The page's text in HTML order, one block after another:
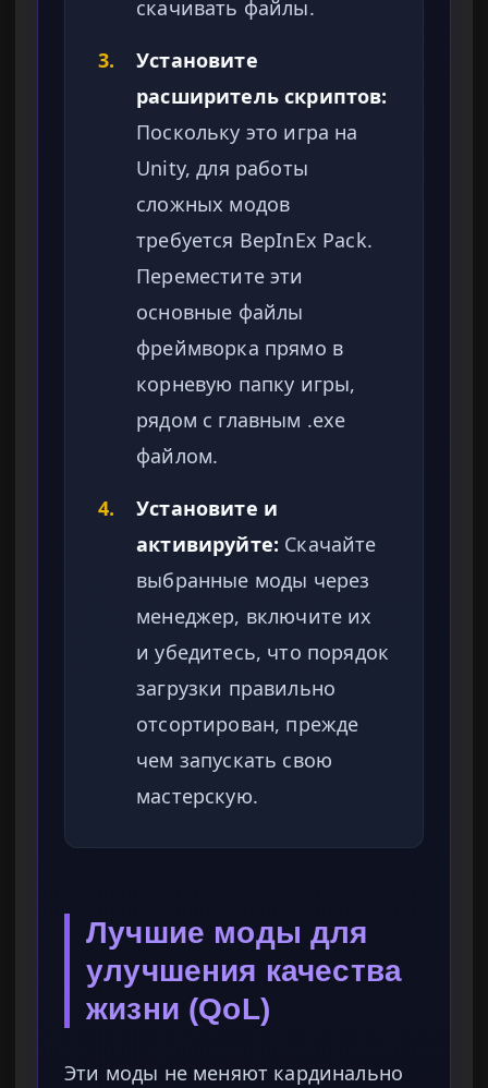
скачивать файлы.
3.
Установите
расширитель скриптов:
Поскольку это игра на
Unity, для работы
сложных модов
требуется BepInEx Pack.
Переместите эти
основные файлы
фреймворка прямо в
корневую папку игры,
рядом с главным .exe
файлом.
4.
Установите и
активируйте: Скачайте
выбранные моды через
менеджер, включите их
и убедитесь, что порядок
загрузки правильно
отсортирован, прежде
чем запускать свою
мастерскую.
Лучшие моды для
улучшения качества
жизни (QoL)
Эти моды не меняют кардинально